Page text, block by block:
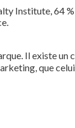
Institute, 64
Il existe un
que